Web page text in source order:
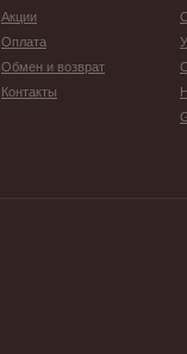
Акции
Оплата
Обмен и возврат
Контакты